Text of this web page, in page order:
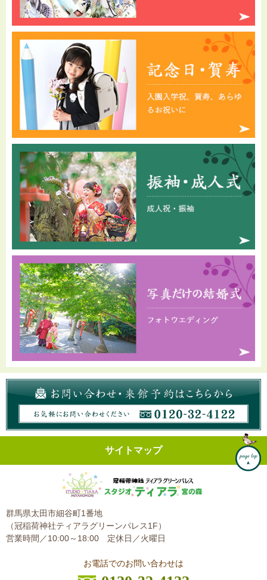
サイトマップ
群馬県太田市細谷町1番地
（冠稲荷神社ティアラグリーンパレス1F）
営業時間／10:00～18:00 定休日／火曜日
お電話でのお問い合わせは